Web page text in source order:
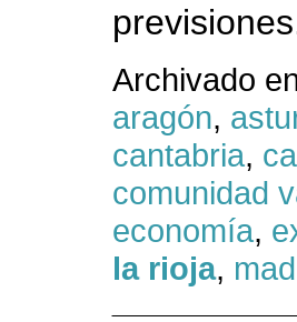
Archivado
aragón,
cantabria,
comunidad
economía,
la rioja,